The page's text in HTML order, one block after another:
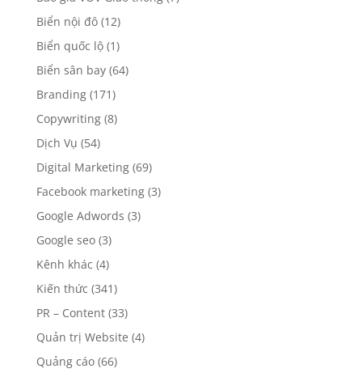
Biển nội đô(12)
Biển quốc lộ(1)
Biển sân bay(64)
Branding(171)
Copywriting(8)
Dịch Vụ (54)
Digital Marketing(69)
Facebook marketing(3)
Google Adwords (3)
Google seo(3)
Kênh khác (4)
Kiến thức (341)
PR – Content(33)
Quản trị Website (4)
Quảng cáo(66)